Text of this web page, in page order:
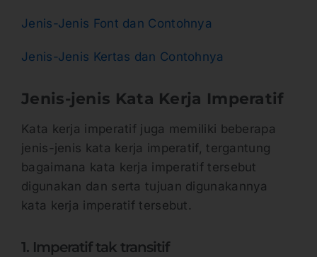
Jenis-Jenis Font dan Contohnya
Jenis-Jenis Kertas dan Contohnya
Jenis-jenis Kata Kerja Imperatif
Kata kerja imperatif juga memiliki beberapa
jenis-jenis kata kerja imperatif, tergantung
bagaimana kata kerja imperatif tersebut
digunakan dan serta tujuan digunakannya
kata kerja imperatif tersebut.
1. Imperatif tak transitif